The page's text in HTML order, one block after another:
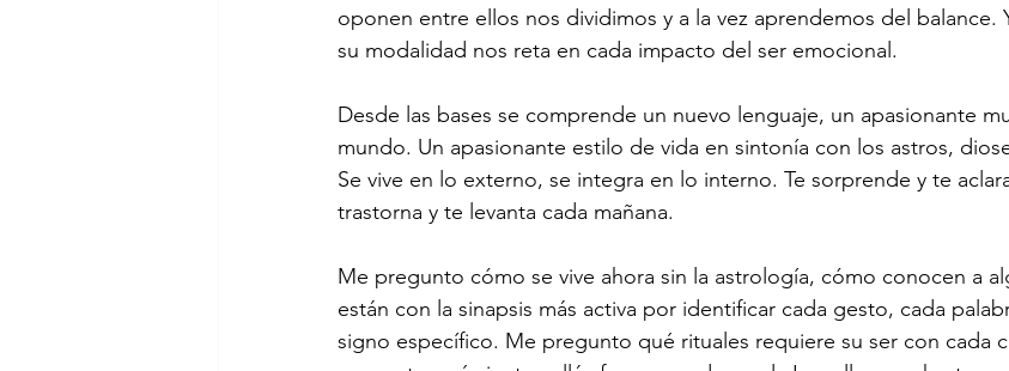
oponen entre ellos nos dividimos y a la vez aprendemos del balance.
su modalidad nos reta en cada impacto del ser emocional.
Desde las bases se comprende un nuevo lenguaje, un apasionante
mundo. Un apasionante estilo de vida en sintonía con los astros,
Se vive en lo externo, se integra en lo interno. Te sorprende y te
trastorna y te levanta cada mañana.
Me pregunto cómo se vive ahora sin la astrología, cómo conocen a
están con la sinapsis más activa por identificar cada gesto, cada
signo específico. Me pregunto qué rituales requiere su ser con cada